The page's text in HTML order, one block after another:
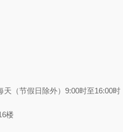
（节假日除外）9:00时至16:00时
楼